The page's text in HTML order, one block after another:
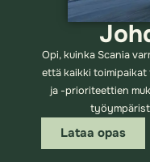
Opi, kuinka Scania
että kaikki toimipaikat
ja -prioriteettien
Lataa opas